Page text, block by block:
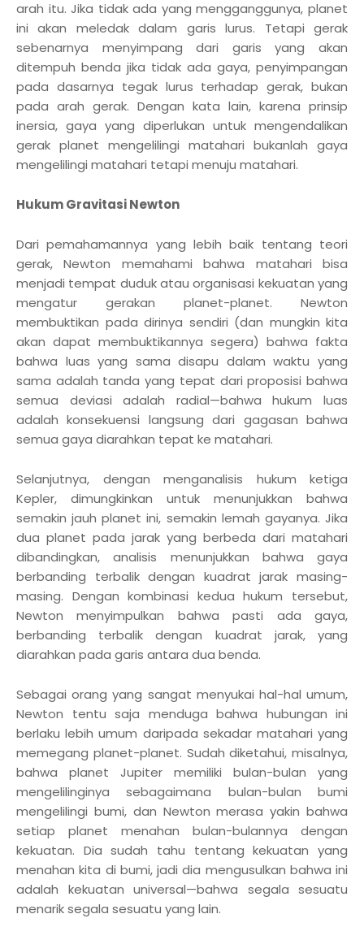
arah itu. Jika tidak ada yang mengganggunya, planet
ini akan meledak dalam garis lurus. Tetapi gerak
sebenarnya menyimpang dari garis yang akan
ditempuh benda jika tidak ada gaya, penyimpangan
pada dasarnya tegak lurus terhadap gerak, bukan
pada arah gerak. Dengan kata lain, karena prinsip
inersia, gaya yang diperlukan untuk mengendalikan
gerak planet mengelilingi matahari bukanlah gaya
mengelilingi matahari tetapi menuju matahari.
Hukum Gravitasi Newton
Dari pemahamannya yang lebih baik tentang teori
gerak, Newton memahami bahwa matahari bisa
menjadi tempat duduk atau organisasi kekuatan yang
mengatur gerakan planet-planet. Newton
membuktikan pada dirinya sendiri (dan mungkin kita
akan dapat membuktikannya segera) bahwa fakta
bahwa luas yang sama disapu dalam waktu yang
sama adalah tanda yang tepat dari proposisi bahwa
semua deviasi adalah radial—bahwa hukum luas
adalah konsekuensi langsung dari gagasan bahwa
semua gaya diarahkan tepat ke matahari.
Selanjutnya, dengan menganalisis hukum ketiga
Kepler, dimungkinkan untuk menunjukkan bahwa
semakin jauh planet ini, semakin lemah gayanya. Jika
dua planet pada jarak yang berbeda dari matahari
dibandingkan, analisis menunjukkan bahwa gaya
berbanding terbalik dengan kuadrat jarak masing-
masing. Dengan kombinasi kedua hukum tersebut,
Newton menyimpulkan bahwa pasti ada gaya,
berbanding terbalik dengan kuadrat jarak, yang
diarahkan pada garis antara dua benda.
Sebagai orang yang sangat menyukai hal-hal umum,
Newton tentu saja menduga bahwa hubungan ini
berlaku lebih umum daripada sekadar matahari yang
memegang planet-planet. Sudah diketahui, misalnya,
bahwa planet Jupiter memiliki bulan-bulan yang
mengelilinginya sebagaimana bulan-bulan bumi
mengelilingi bumi, dan Newton merasa yakin bahwa
setiap planet menahan bulan-bulannya dengan
kekuatan. Dia sudah tahu tentang kekuatan yang
menahan kita di bumi, jadi dia mengusulkan bahwa ini
adalah kekuatan universal—bahwa segala sesuatu
menarik segala sesuatu yang lain.